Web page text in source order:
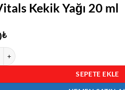
Kekik Yağı 20 ml
₺
Yağı 20 ml adet
SEPETE EKLE